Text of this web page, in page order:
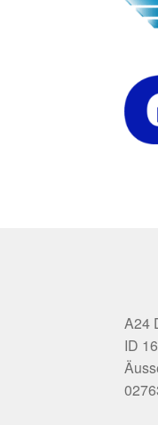
A24
ID